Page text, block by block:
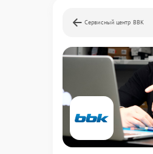
Сервисный центр BBK